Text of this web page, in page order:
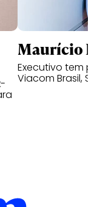
Maurício
Executivo tem
Viacom Brasil,